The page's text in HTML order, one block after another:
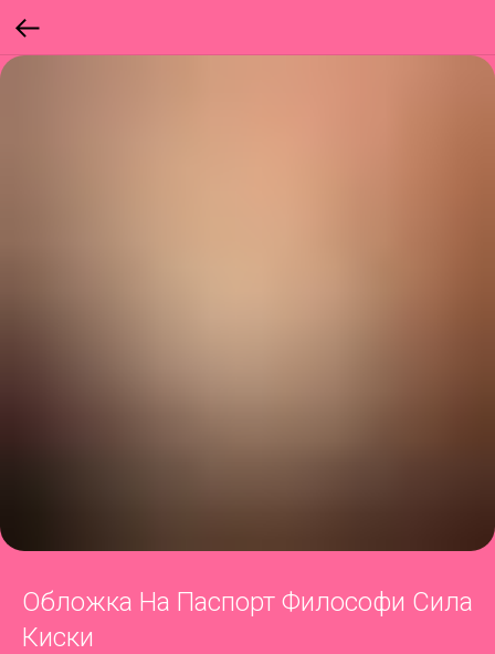
Обложка На Паспорт Философи Сила
Киски